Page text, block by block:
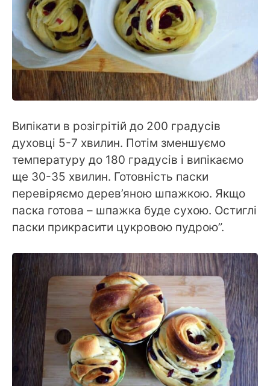
Випікати в розігрітій до 200 градусів
духовці 5-7 хвилин. Потім зменшуємо
температуру до 180 градусів і випікаємо
ще 30-35 хвилин. Готовність паски
перевіряємо дерев’яною шпажкою. Якщо
паска готова – шпажка буде сухою. Остиглі
паски прикрасити цукровою пудрою”.